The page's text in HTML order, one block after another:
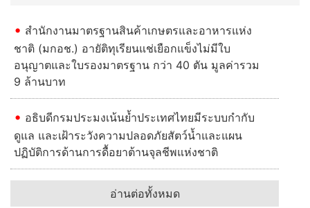
สำนักงานมาตรฐานสินค้าเกษตรและอาหารแห่ง
ชาติ (มกอช.) อายัติทุเรียนแช่เยือกแข็งไม่มีใบ
อนุญาตและใบรองมาตรฐาน กว่า 40 ตัน มูลค่ารวม
9 ล้านบาท
อธิบดีกรมประมงเน้นย้ำประเทศไทยมีระบบกำกับ
ดูแล และเฝ้าระวังความปลอดภัยสัตว์น้ำและแผน
ปฏิบัติการด้านการดื้อยาต้านจุลชีพแห่งชาติ
อ่านต่อทั้งหมด